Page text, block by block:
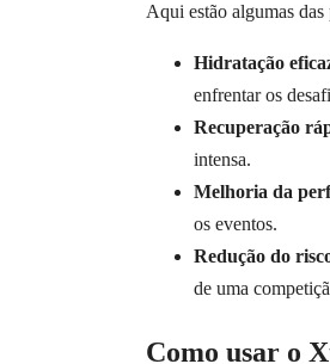
Aqui estão algumas
Hidratação
enfrentar os
Recuperação
intensa.
Melhoria da
os eventos.
Redução do
de uma
Como usar o